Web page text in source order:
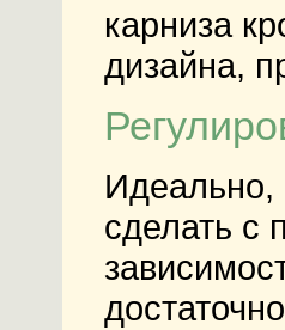
карниза
дизайна,
Идеально,
сделать с